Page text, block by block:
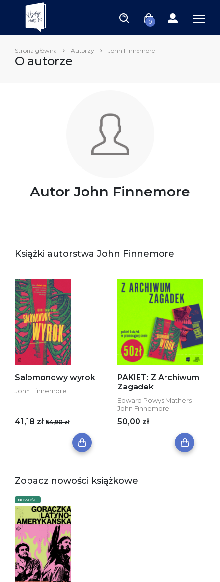
0
Strona główna Autorzy John Finnemore
O autorze
Autor John Finnemore
Książki autorstwa John Finnemore
Salomonowy wyrok
John Finnemore
41,18 zł 54,90 zł
PAKIET: Z Archiwum
Zagadek
Edward Powys Mathers
John Finnemore
50,00 zł
Zobacz nowości książkowe
NOWOŚCI